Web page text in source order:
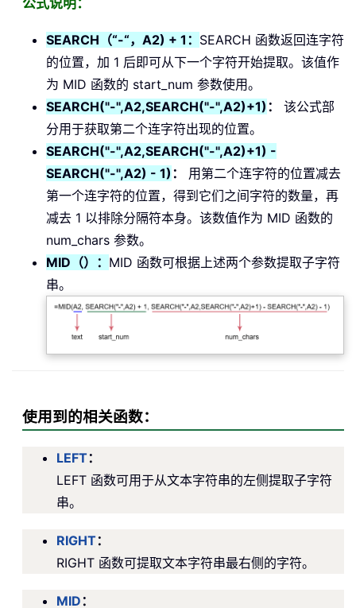
SEARCH（“-“，A2) + 1： SEARCH 函数返回连字符
的位置，加 1 后即可从下一个字符开始提取。该值作
为 MID 函数的 start_num 参数使用。
SEARCH("-",A2,SEARCH("-",A2)+1) ：
该公式部
分用于获取第二个连字符出现的位置。
SEARCH("-",A2,SEARCH("-",A2)+1) -
SEARCH("-",A2) - 1) ：
用第二个连字符的位置减去
第一个连字符的位置，得到它们之间字符的数量，再
减去 1 以排除分隔符本身。该数值作为 MID 函数的
num_chars 参数。
MID（）： MID 函数可根据上述两个参数提取子字符
串。
使用到的相关函数：
LEFT：
LEFT 函数可用于从文本字符串的左侧提取子字符
串。
RIGHT：
RIGHT 函数可提取文本字符串最右侧的字符。
MID：